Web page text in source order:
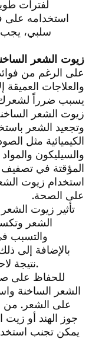
لفترات
استخدامه
سلبي، يجب
زيوت الشعر
على الرغم من
والعلاجات
يسبب ضرراً لشعرك
زيوت الشعر
وتجعيد الشعر
الكيميائية مثل
والسيليكون
المؤقتة في تصفيف
استخدام زيوت
على الصحة.
تأثير زيوت
الشعر
والتسبب
بالإضافة إلى
نتيجة لاحتواء هذه الزيوت على مواد كيميائية قوية.
للحفاظ على
الشعر الساخنة
على الشعر. من
جوز الهند أو زيت
يمكن تجنب